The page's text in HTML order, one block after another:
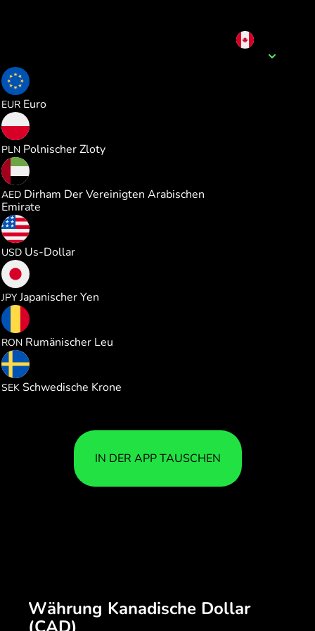
EUR Euro
PLN Polnischer Zloty
AED Dirham Der Vereinigten Arabischen
Emirate
USD Us-Dollar
JPY Japanischer Yen
RON Rumänischer Leu
SEK Schwedische Krone
IN DER APP TAUSCHEN
Währung Kanadische Dollar
(CAD)